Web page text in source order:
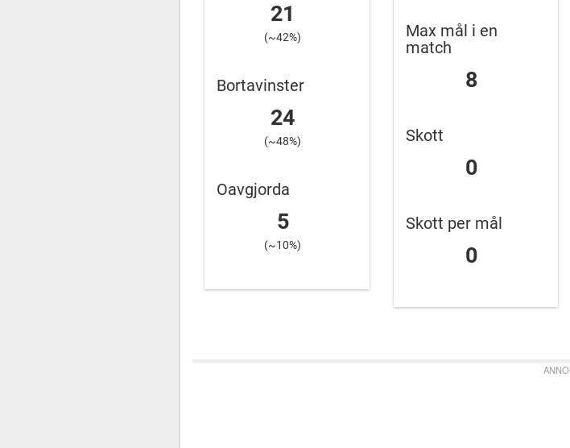
21
(~42%)
Bortavinster
24
(~48%)
Oavgjorda
5
(~10%)
Max mål i en
match
8
Skott
0
Skott per mål
0